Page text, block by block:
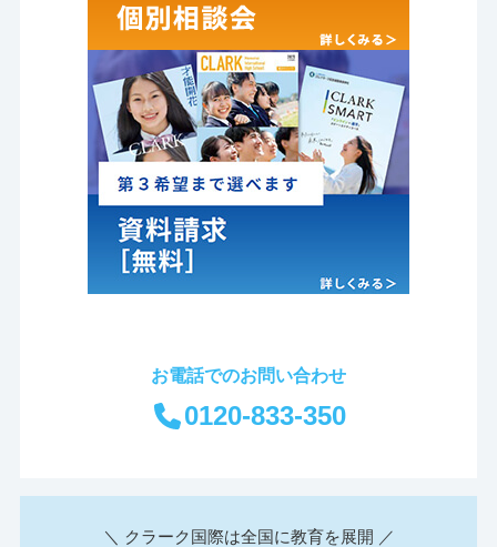
お電話でのお問い合わせ
0120-833-350
＼ クラーク国際は全国に教育を展開 ／